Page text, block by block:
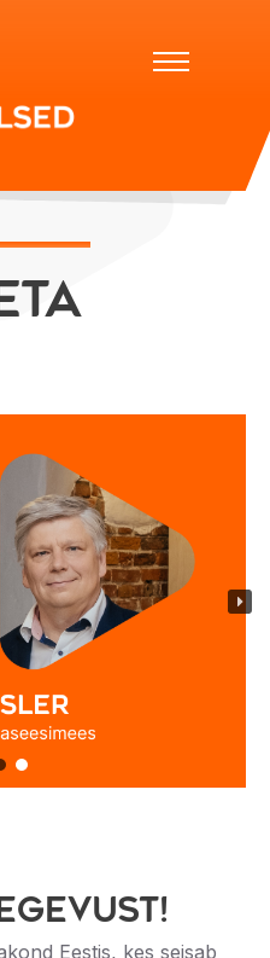
Eestis, kes seisab